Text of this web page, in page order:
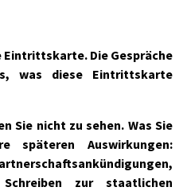
Die Gespräche
was diese Eintrittskarte
Sie nicht zu sehen. Was Sie
späteren Auswirkungen:
Schreiben zur staatlichen